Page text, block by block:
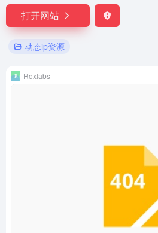
打开网站
动态ip资源
Roxlabs